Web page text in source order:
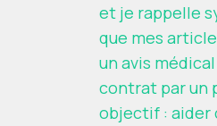
et je rappelle
que mes
un avis
contrat par un
objectif : aider